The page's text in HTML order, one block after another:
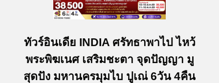
ทัวร์อินเดีย INDIA ศรัทธาพาไป ไหว้
พระพิฆเนศ เสริมชะตา จุดปัญญา มู
สุดปัง มหานครมุมไบ ปูเณ่ 6วัน 4คืน